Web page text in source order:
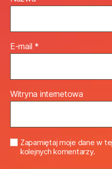
E-mail *
Witryna internetowa
Zapamiętaj moje dane w
kolejnych komentarzy.